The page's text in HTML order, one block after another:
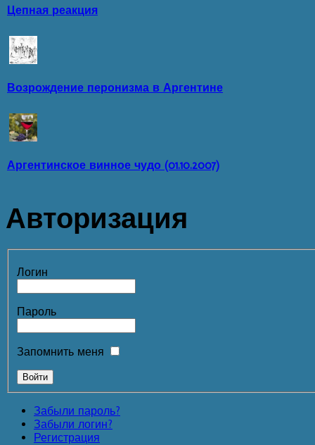
Цепная реакция
Возрождение перонизма в Аргентине
Аргентинское винное чудо (01.10.2007)
Авторизация
Логин
Пароль
Запомнить меня
Забыли пароль?
Забыли логин?
Регистрация